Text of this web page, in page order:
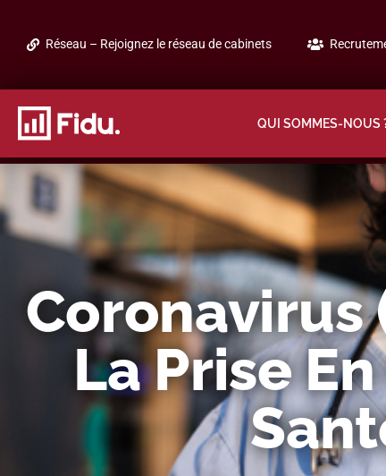
Réseau – Rejoignez le réseau de cabinets
QUI SOMMES-NOUS
Coronavirus
La Prise